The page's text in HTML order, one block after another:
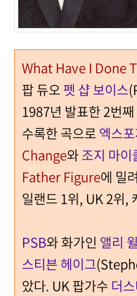
What Have I Done
팝 듀오펫 샵 보이스
1987년 발표한 2번
수록한 곡으로엑스
Change와조지 마이
Father Figure에 밀
일랜드 1위, UK 2위,
PSB와 화가인 앨리
스티븐 헤이그
았다. UK 팝가수 더